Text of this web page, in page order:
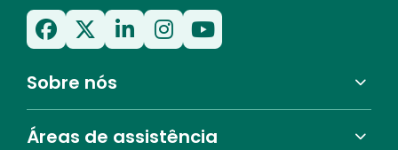
Sobre nós
Áreas de assistência